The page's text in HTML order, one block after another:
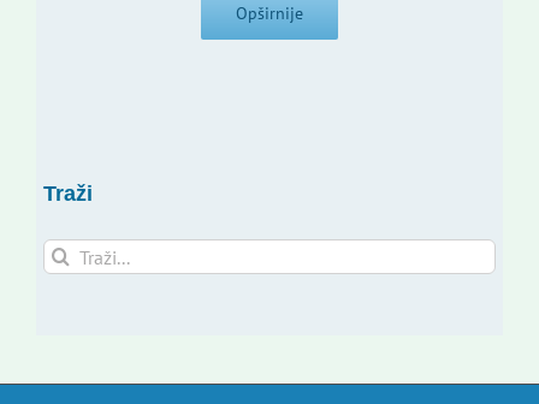
Opširnije
Traži
Traži...